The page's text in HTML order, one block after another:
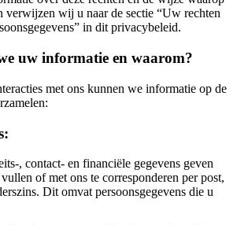
verwijzen wij u naar de sectie “Uw rechten
in dit privacybeleid.
uw informatie en waarom?
met ons kunnen we informatie op de
, contact- en financiële gegevens geven
of met ons te corresponderen per post,
Dit omvat persoonsgegevens die u